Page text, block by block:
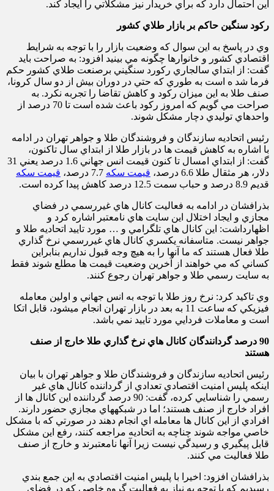
اين احتمال دارد که براي خريدار نيز مشکلاتي را ايجاد کند.
رکود سنگين حاکم بر بازار طلاي کشور
وي در پاسخ به اين سوال که وضعيت بازار را با توجه به شرايط
اقتصادي کشور و خانوارها چگونه مي بينيد افزود: به صراحت بايد
گفت: از ابتداي سالجاري رکورد سنگيني برصنعت طلاي کشور حکم
فرما شد ه است به طوري که حتي در دوران بيش از دو سال کرونا،
صنف طلا به اين ميزان رکود و کاهش تقاضا را تجربه نکرد. به
صراحت مي گويم که امروز رکود باعث شده است تا 70 درصد از
واحدهاي توليدي دچار مشکل شوند.
رئيس اتحاديه سازندگان و فروشندگان طلا و جواهر تهران در ادامه
با اشاره به کاهش قيمت ها در بازار طلا از ابتداي سال تاکنون،
گفت: از ابتداي امسال تا کنون قيمت انس جهاني 1. 6
درصد يعني 31
دلار، هر مثقال طلا 6.6 درصد، قيمت سکه
قيمت سکه
قديم 8.9 درصد و حباب سمت 12.
5 درصد کاهش پيدا کرده است.
بذرافشان در ادامه به فعاليت کانال هاي غيررسمي در فضاي
مجازي و ايجاد اختلال اين سايت هاي نامعتبر اشاره کرد و
اظهارداشت: اين کانال هاي تلگرامي و … مورد تاييد اتحاديه طلا و
جواهر نيست. متاسفانه يکسري کانال هاي غيررسمي نرخ گذاري
طلا فعال هستند که ما آنها را به هيچ وجه قبول نداريم بنابراين
کساني که مي خواهند از آخرين وضعيت قيمت ها مطلع شوند فقط
به سايت رسمي طلا و جواهر تهران رجوع کنند.
وي تاکيد کرد: نرخ روز طلا با توجه به انس جهاني و اولين معامله
فيزيکي که ساعت 11 به بعد در بازار تهران انجام ميشود، قابل اتکا
است و معاملات فردايي مورد تاييد نمي باشد.
90 درصد گردانندگان کانال هاي نرخ گذاري طلا خارج از صنف
هستند
رئيس اتحاديه سازندگان و فروشندگان طلا و جواهر تهران با بيان
اينکه پليس امنيت اقتصادي تعدادي از گرداننده کانال هاي غير
رسمي را شناسايي کرده، گفت: 90 درصد گرداننده اين کانال ها از
افراد خارج از صنف هستند؛ اما در شبکههاي مجازي حضور دارند.
افرادي از اين کانال ها معامله اي انجام دهند در صورتي که با مشکل
خاصي مواجه شوند چناچه به اتحاديه مراجعه کنند، رفع اين مشکل
قابل پيگيري و رسيدگي نيست زيرا آنها نامعتبرند و خارج از صنف
طلا فعاليت مي کنند.
بذرافشان افزود: اخيرا با پليس امنيت اقتصادي به اين جمع بندي
رسيديم که با توجه به نياز به فعاليت گروه خاصي که در فضاي